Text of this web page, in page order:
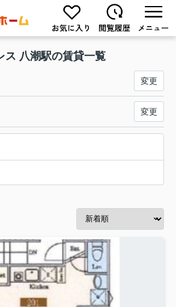
ス 八潮駅の賃貸一覧
変更
変更